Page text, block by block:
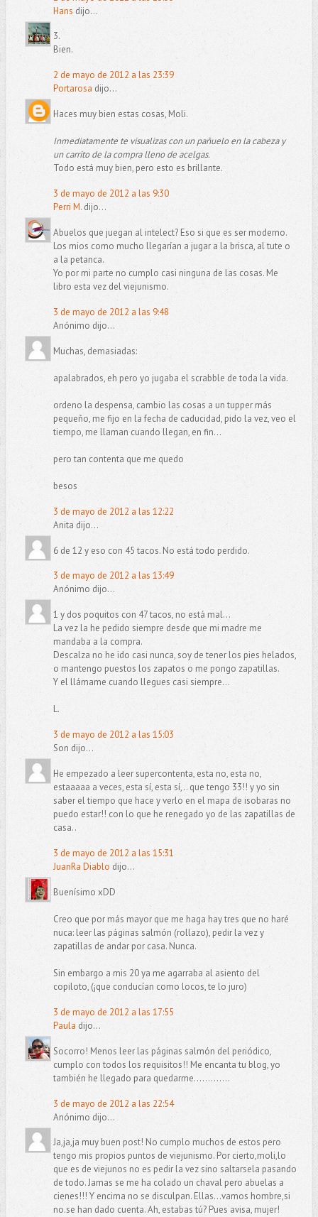
Hans dijo...
3.
Bien.
2 de mayo de 2012 a las 23:39
Portarosa dijo...
Haces muy bien estas cosas, Moli.
Inmediatamente te visualizas con un pañuelo en la cabeza y
un carrito de la compra lleno de acelgas.
Todo está muy bien, pero esto es brillante.
3 de mayo de 2012 a las 9:30
Perri M.dijo...
Abuelos que juegan al intelect? Eso si que es ser moderno.
Los mios como mucho llegarían a jugar a la brisca, al tute o
a la petanca.
Yo por mi parte no cumplo casi ninguna de las cosas. Me
libro esta vez del viejunismo.
3 de mayo de 2012 a las 9:48
Anónimo dijo...
Muchas, demasiadas:
apalabrados, eh pero yo jugaba el scrabble de toda la vida.
ordeno la despensa, cambio las cosas a un tupper más
pequeño, me fijo en la fecha de caducidad, pido la vez, veo el
tiempo, me llaman cuando llegan, en fin...
pero tan contenta que me quedo
besos
3 de mayo de 2012 a las 12:22
Anita dijo...
6 de 12 y eso con 45 tacos. No está todo perdido.
3 de mayo de 2012 a las 13:49
Anónimo dijo...
1 y dos poquitos con 47 tacos, no está mal...
La vez la he pedido siempre desde que mi madre me
mandaba a la compra.
Descalza no he ido casi nunca, soy de tener los pies helados,
o mantengo puestos los zapatos o me pongo zapatillas.
Y el llámame cuando llegues casi siempre...
L.
3 de mayo de 2012 a las 15:03
Son dijo...
He empezado a leer supercontenta, esta no, esta no,
estaaaaa a veces, esta sí, esta sí,.. que tengo 33!! y yo sin
saber el tiempo que hace y verlo en el mapa de isobaras no
puedo estar!! con lo que he renegado yo de las zapatillas de
casa..
3 de mayo de 2012 a las 15:31
JuanRa Diablo dijo...
Buenísimo xDD
Creo que por más mayor que me haga hay tres que no haré
nuca: leer las páginas salmón (rollazo), pedir la vez y
zapatillas de andar por casa. Nunca.
Sin embargo a mis 20 ya me agarraba al asiento del
copiloto, (¡que conducían como locos, te lo juro)
3 de mayo de 2012 a las 17:55
Paula dijo...
Socorro! Menos leer las páginas salmón del periódico,
cumplo con todos los requisitos!! Me encanta tu blog, yo
también he llegado para quedarme.............
3 de mayo de 2012 a las 22:54
Anónimo dijo...
Ja,ja,ja muy buen post! No cumplo muchos de estos pero
tengo mis propios puntos de viejunismo. Por cierto,moli,lo
que es de viejunos no es pedir la vez sino saltarsela pasando
de todo. Jamas se me ha colado un chaval pero abuelas a
cienes!!! Y encima no se disculpan. Ellas...vamos hombre,si
no.se han dado cuenta. Ah, estabas tú? Pues avisa, mujer!